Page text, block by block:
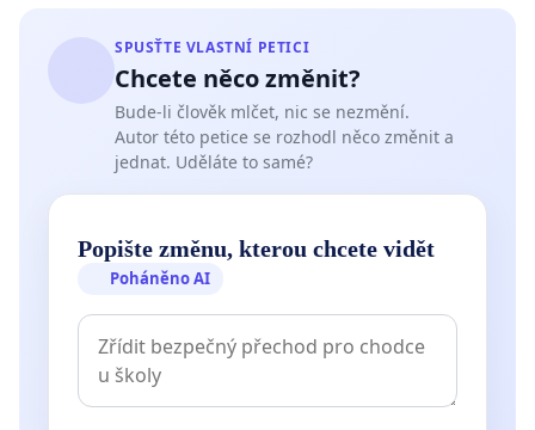
SPUSŤTE VLASTNÍ PETICI
Chcete něco změnit?
Bude-li člověk mlčet, nic se nezmění.
Autor této petice se rozhodl něco změnit a
jednat. Uděláte to samé?
Popište změnu, kterou chcete vidět
Poháněno AI